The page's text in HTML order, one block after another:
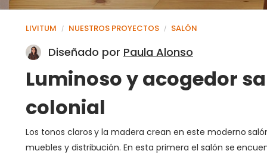
LIVITUM / NUESTROS PROYECTOS / SALÓN
Diseñado por Paula Alonso
Luminoso y acogedor
colonial
Los tonos claros y la madera crean en este moderno
muebles y distribución. En esta primera el salón se